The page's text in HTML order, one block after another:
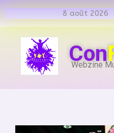
8 août 2026
Con
Webzine